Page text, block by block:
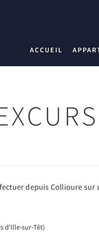
ACCUEIL
depuis Collioure sur
d'Ille-sur-Têt)